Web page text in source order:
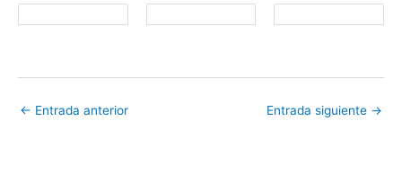
← Entrada anterior Entrada siguiente →